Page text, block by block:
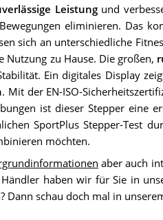
Leistungund
eliminieren. Das
sich an unterschiedliche
Nutzung zu Hause. Die großen,
Ein digitales Display
. Mit der EN-ISO-
ist dieser Stepper eine
SportPlus Stepper-Test
möchten.
aber auch
haben wir für Sie in
Dann schau doch mal in